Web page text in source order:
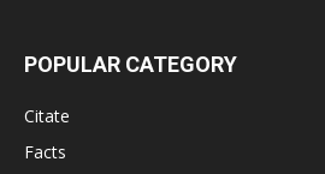
POPULAR CATEGORY
Citate
Facts